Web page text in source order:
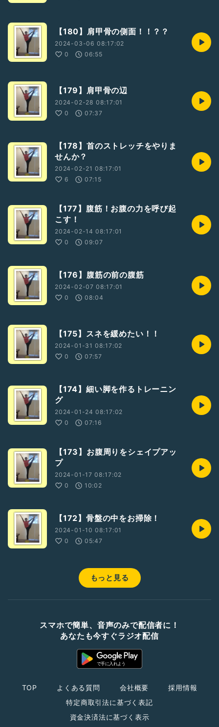
【180】肩甲骨の側面！！？？
2024-03-06 08:17:02
0
06:55
【179】肩甲骨の辺
2024-02-28 08:17:01
0
07:37
【178】首のストレッチをやりま
せんか？
2024-02-21 08:17:01
6
07:15
【177】腹筋！お腹の力を呼び起
こす！
2024-02-14 08:17:01
0
09:07
【176】腹筋の前の腹筋
2024-02-07 08:17:01
0
08:04
【175】スネを緩めたい！！
2024-01-31 08:17:02
0
07:57
【174】細い脚を作るトレーニン
グ
2024-01-24 08:17:02
0
07:16
【173】お腹周りをシェイプアッ
プ
2024-01-17 08:17:02
0
10:02
【172】骨盤の中をお掃除！
2024-01-10 08:17:01
0
05:47
もっと見る
スマホで簡単、音声のみで配信者に！
あなたも今すぐラジオ配信
TOP よくある質問 会社概要
採用情報
特定商取引法に基づく表記
資金決済法に基づく表示